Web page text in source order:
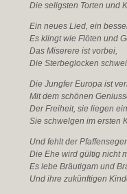
Die seligsten Torten und
Ein neues Lied, ein
Es klingt wie Flöten und
Das Miserere ist vorbei,
Die Sterbeglocken
Die Jungfer Europa ist
Mit dem schönen
Der Freiheit, sie liegen
Sie schwelgen im ersten
Und fehlt der
Die Ehe wird gültig nicht
Es lebe Bräutigam und
Und ihre zukünftigen